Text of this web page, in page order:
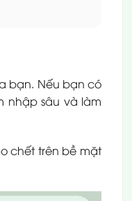
bạn. Nếu bạn có
nhập sâu và làm
chết trên bề mặt